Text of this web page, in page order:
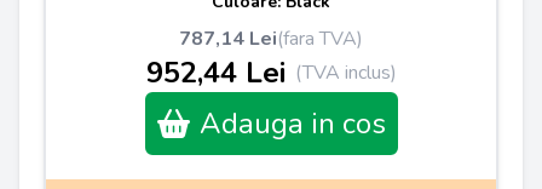
787,14 Lei(fara TVA)
952,44 Lei (TVA inclus)
Adauga in cos